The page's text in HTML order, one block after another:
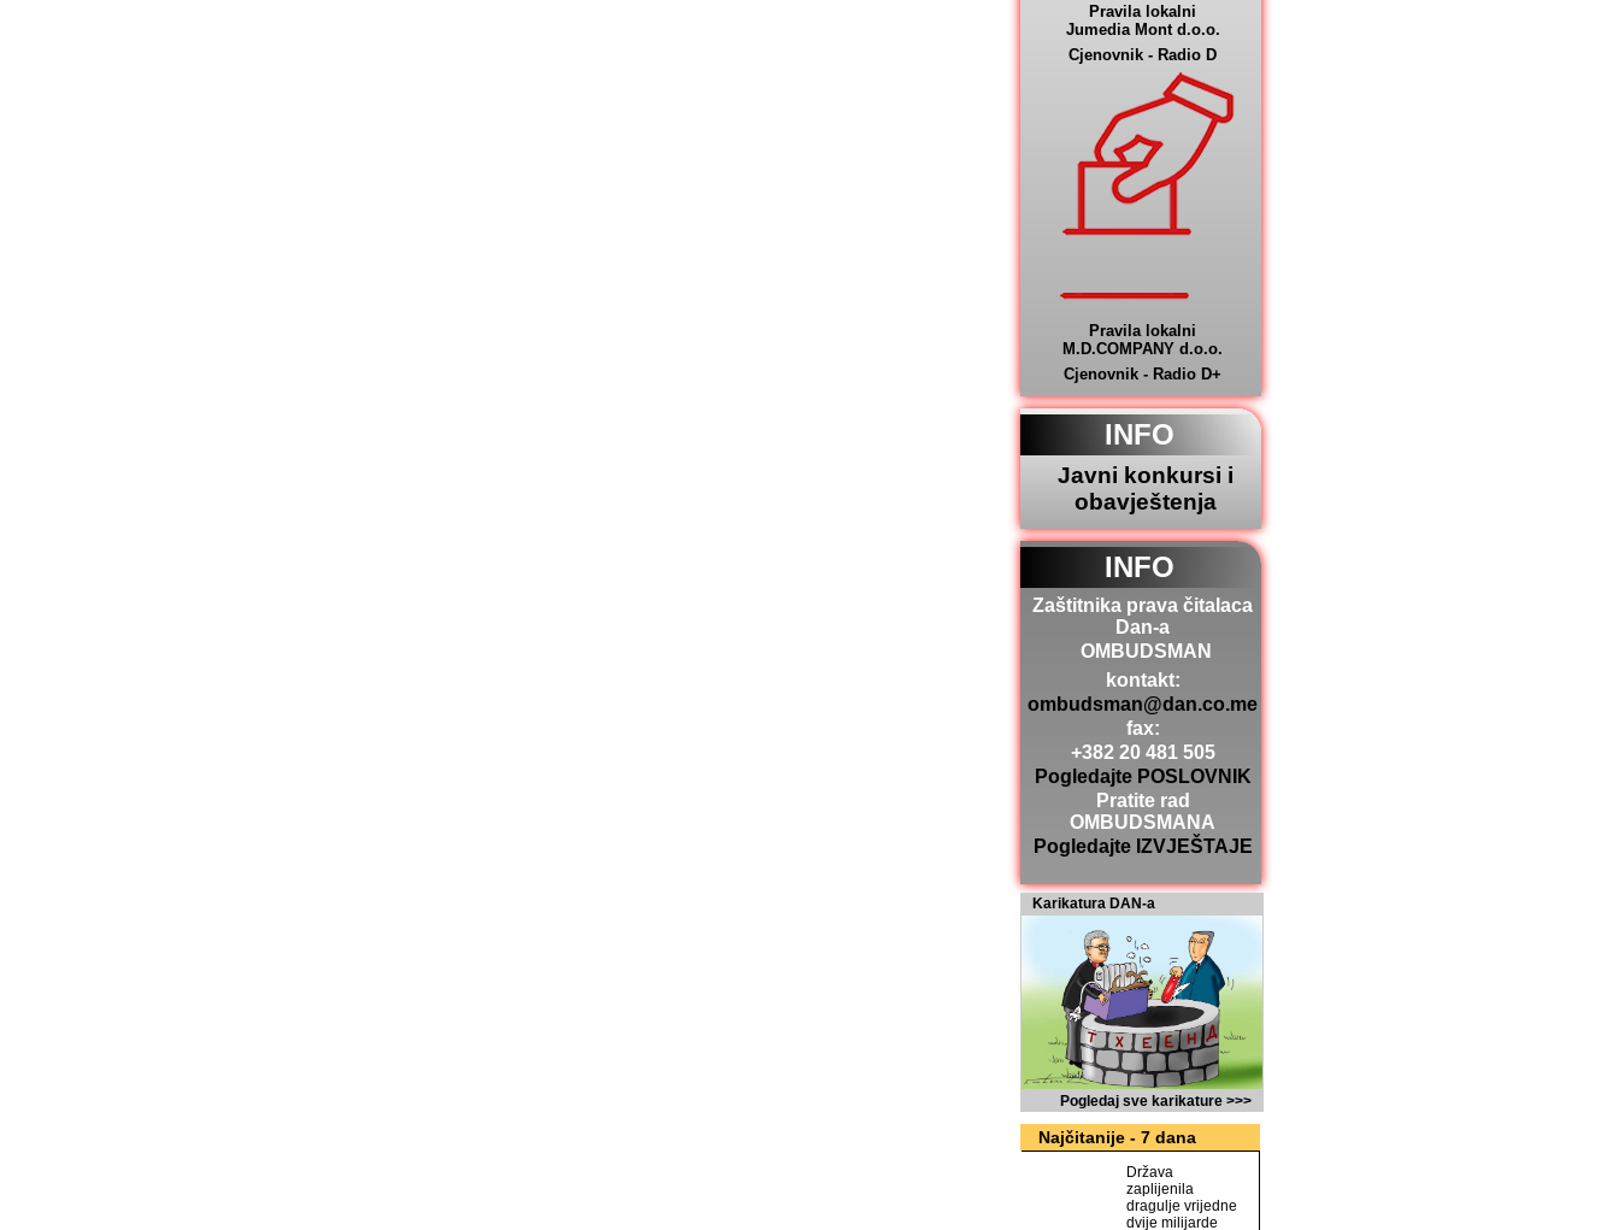
Pravila lokalni
Jumedia Mont d.o.o.
Cjenovnik - Radio D
Pravila lokalni
M.D.COMPANY d.o.o.
Cjenovnik - Radio D+
INFO
Javni konkursi i
obavještenja
INFO
Zaštitnika prava čitalaca
Dan-a
OMBUDSMAN
kontakt:
ombudsman@dan.co.me
fax:
+382 20 481 505
Pogledajte POSLOVNIK
Pratite rad
OMBUDSMANA
Pogledajte IZVJEŠTAJE
Karikatura DAN-a
Pogledaj sve karikature >>>
Najčitanije - 7 dana
Država
zaplijenila
dragulje vrijedne
dvije milijarde